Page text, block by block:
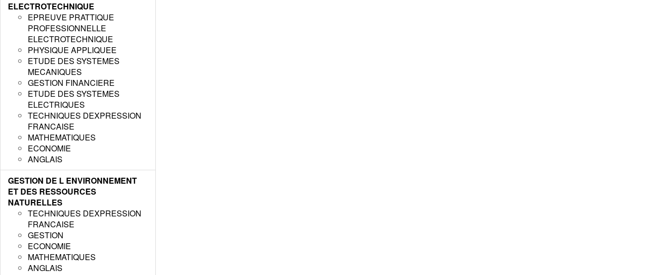
ELECTROTECHNIQUE
EPREUVE PRATTIQUE
PROFESSIONNELLE
ELECTROTECHNIQUE
PHYSIQUE APPLIQUEE
ETUDE DES SYSTEMES
MECANIQUES
GESTION FINANCIERE
ETUDE DES SYSTEMES
ELECTRIQUES
TECHNIQUES DEXPRESSION
FRANCAISE
MATHEMATIQUES
ECONOMIE
ANGLAIS
GESTION DE L ENVIRONNEMENT
ET DES RESSOURCES
NATURELLES
TECHNIQUES DEXPRESSION
FRANCAISE
GESTION
ECONOMIE
MATHEMATIQUES
ANGLAIS